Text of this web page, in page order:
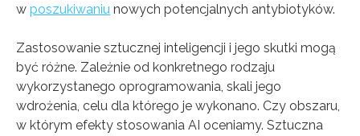
w poszukiwaniu nowych potencjalnych antybiotyków.
Zastosowanie sztucznej inteligencji i jego skutki mogą
być różne. Zależnie od konkretnego rodzaju
wykorzystanego oprogramowania, skali jego
wdrożenia, celu dla którego je wykonano. Czy obszaru,
w którym efekty stosowania AI oceniamy. Sztuczna